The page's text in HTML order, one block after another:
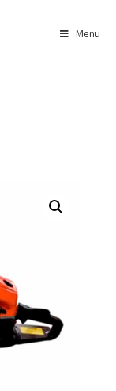
Menu